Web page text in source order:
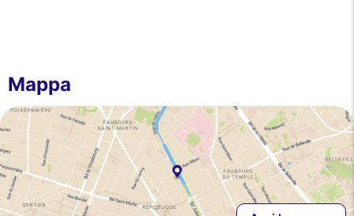
Mappa